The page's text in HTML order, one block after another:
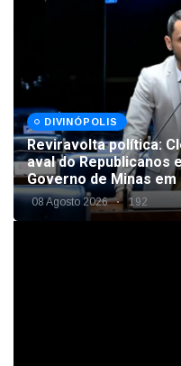
DIVINÓPOLIS
Reviravolta política:
aval do Republicanos
Governo de Minas
08 Agosto 2026 192